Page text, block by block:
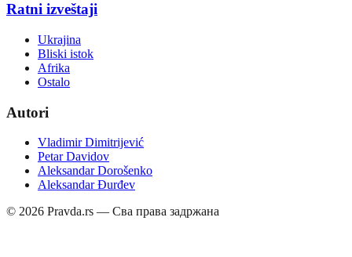
Ratni izveštaji
Ukrajina
Bliski istok
Afrika
Ostalo
Autori
Vladimir Dimitrijević
Petar Davidov
Aleksandar Dorošenko
Aleksandar Đurđev
© 2026 Pravda.rs — Сва права задржана